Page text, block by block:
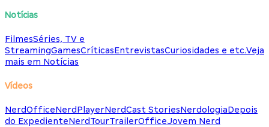
Notícias
FilmesSéries, TV e
StreamingGamesCríticasEntrevistasCuriosidades e etc.Veja
mais em Notícias
Vídeos
NerdOfficeNerdPlayerNerdCast StoriesNerdologiaDepois
do ExpedienteNerdTourTrailerOfficeJovem Nerd